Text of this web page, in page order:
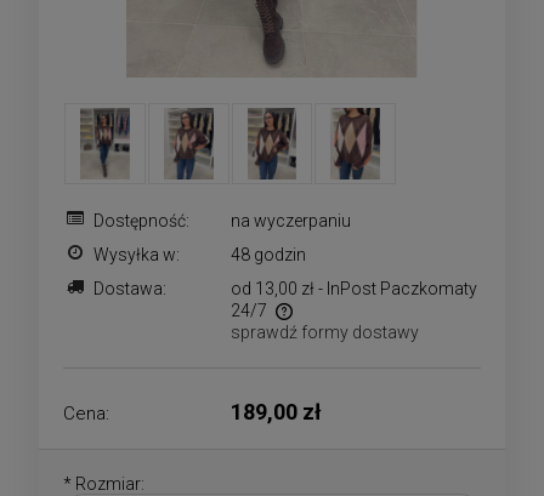
Dostępność:
na wyczerpaniu
Wysyłka w:
48 godzin
Dostawa:
od 13,00 zł - InPost Paczkomaty
24/7
Cena nie zawiera ewentualnych kosztów płatności
sprawdź formy dostawy
Cena: 189,00 zł
* Rozmiar: